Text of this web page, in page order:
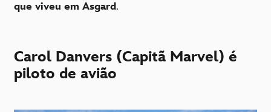
que viveu em Asgard.
Carol Danvers (Capitã Marvel) é
piloto de avião